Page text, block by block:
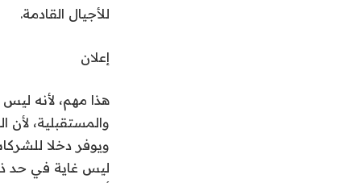
للأجيال القادمة.
إعلان
هذا مهم، لأنه ليس
والمستقبلية، لأن
ويوفر دخلا
ليس غاية في حد